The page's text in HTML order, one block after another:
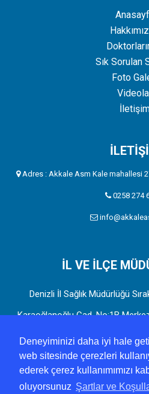
Deneyiminizi daha iyi hale
web sitesinde çerezleri
ederek çerez kullanımımızı
oluyorsunuz Şartlar ve
Sık Sorulan
Foto
Adres : Akkale Asm Kale mahallesi
0258 274
İL VE İLÇE
Denizli İl Sağlık Müdürlüğü
Karaoğlanoğlu Cad. No:1B
49 06 denizli@saglik.gov.tr
Pamukkale H. Cafer Özer İlçe
MAH. 6401 SK. NO:3